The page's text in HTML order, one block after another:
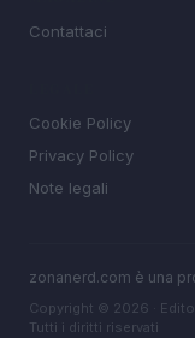
Contattaci
Cookie Policy
Privacy Policy
Note legali
zonanerd.com è una
Copyright © 2026 ·
Tutti i diritti riservati